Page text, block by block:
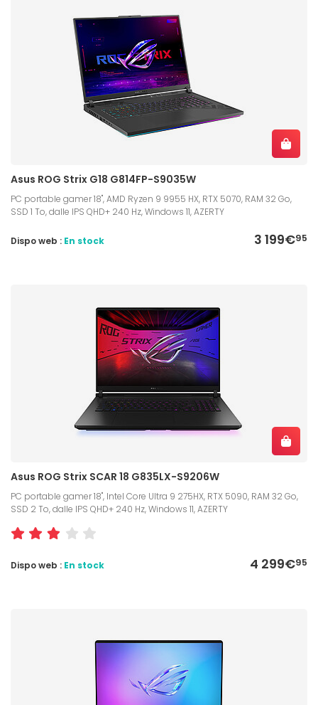
Asus ROG Strix G18 G814FP-S9035W
PC portable gamer 18", AMD Ryzen 9 9955 HX, RTX 5070, RAM 32 Go,
SSD 1 To, dalle IPS QHD+ 240 Hz, Windows 11, AZERTY
3 199€95
Dispo web : En stock
Asus ROG Strix SCAR 18 G835LX-S9206W
PC portable gamer 18", Intel Core Ultra 9 275HX, RTX 5090, RAM 32 Go,
SSD 2 To, dalle IPS QHD+ 240 Hz, Windows 11, AZERTY
4 299€95
Dispo web : En stock